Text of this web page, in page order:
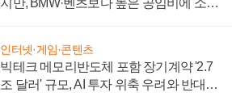
지만, BMW·벤츠보다 높은 공임비에 소비
인터넷·게임·콘텐츠
빅테크 메모리반도체 포함 장기계약 '2.7
조 달러' 규모, AI 투자 위축 우려와 반대